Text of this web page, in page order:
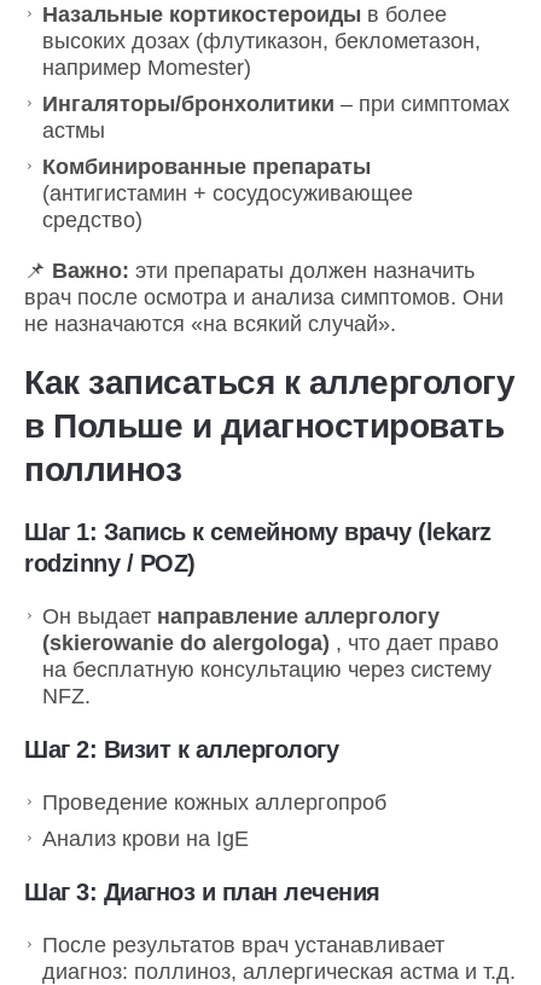
Назальные кортикостероиды в более
высоких дозах (флутиказон, беклометазон,
например Momester)
Ингаляторы/бронхолитики – при симптомах
астмы
Комбинированные препараты
(антигистамин + сосудосуживающее
средство)
📌 Важно: эти препараты должен назначить
врач после осмотра и анализа симптомов. Они
не назначаются «на всякий случай».
Как записаться к аллергологу
в Польше и диагностировать
поллиноз
Шаг 1: Запись к семейному врачу (lekarz
rodzinny / POZ)
Он выдает направление аллергологу
(skierowanie do alergologa) , что дает право
на бесплатную консультацию через систему
NFZ.
Шаг 2: Визит к аллергологу
Проведение кожных аллергопроб
Анализ крови на IgE
Шаг 3: Диагноз и план лечения
После результатов врач устанавливает
диагноз: поллиноз, аллергическая астма и т.д.